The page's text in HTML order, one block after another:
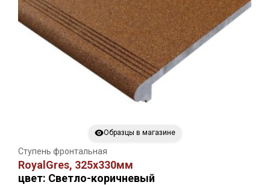
Образцы в магазине
Ступень фронтальная
RoyalGres, 325х330мм
цвет: Светло-коричневый